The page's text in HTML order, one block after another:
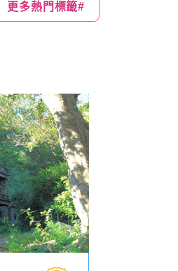
更多熱門標籤#